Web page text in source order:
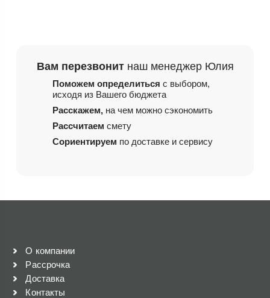
Вам перезвонит наш менеджер Юлия
Поможем определитьсяс выбором,
исходя из Вашего бюджета
Расскажем, на чем можно сэкономить
Рассчитаемсмету
Сориентируем по доставке и сервису
О компании
Рассрочка
Доставка
Контакты